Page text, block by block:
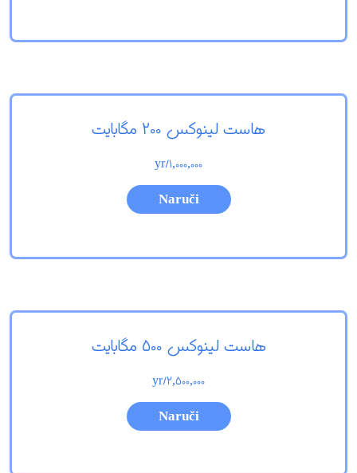
هاست لینوکس 200 مگابایت
1,000,000
/yr
Naruči
هاست لینوکس 500 مگابایت
2,500,000
/yr
Naruči